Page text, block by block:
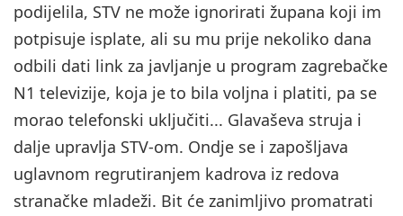
podijelila, STV ne može ignorirati župana koji im
potpisuje isplate, ali su mu prije nekoliko dana
odbili dati link za javljanje u program zagrebačke
N1 televizije, koja je to bila voljna i platiti, pa se
morao telefonski uključiti... Glavaševa struja i
dalje upravlja STV-om. Ondje se i zapošljava
uglavnom regrutiranjem kadrova iz redova
stranačke mladeži. Bit će zanimljivo promatrati